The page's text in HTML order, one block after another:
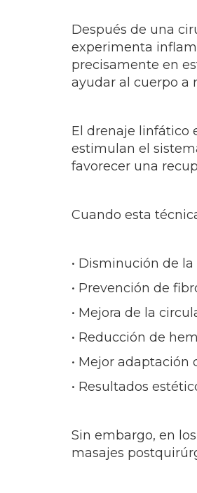
Después de una
experimenta
precisamente en
ayudar al cuerpo a
El drenaje linfático
estimulan el
favorecer una
Cuando esta
• Disminución de
• Prevención de
• Mejora de la
• Reducción de
• Mejor adaptación
• Resultados
Sin embargo, en
masajes